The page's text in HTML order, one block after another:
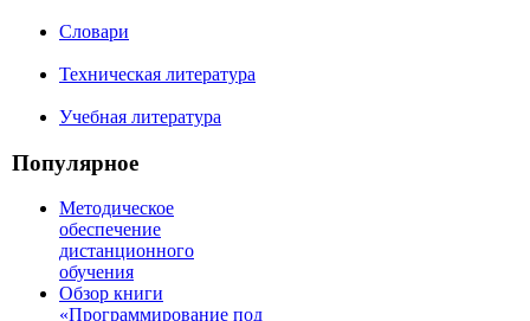
Словари
Техническая литература
Учебная литература
Популярное
Методическое
обеспечение
дистанционного
обучения
Обзор книги
«Программирование под